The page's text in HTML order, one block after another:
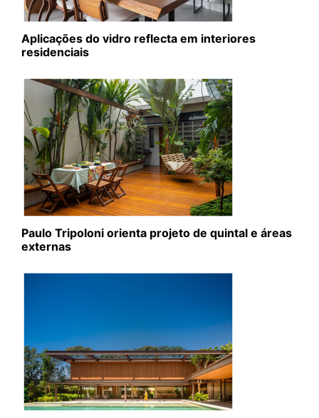
Aplicações do vidro reflecta em interiores
residenciais
Paulo Tripoloni orienta projeto de quintal e áreas
externas